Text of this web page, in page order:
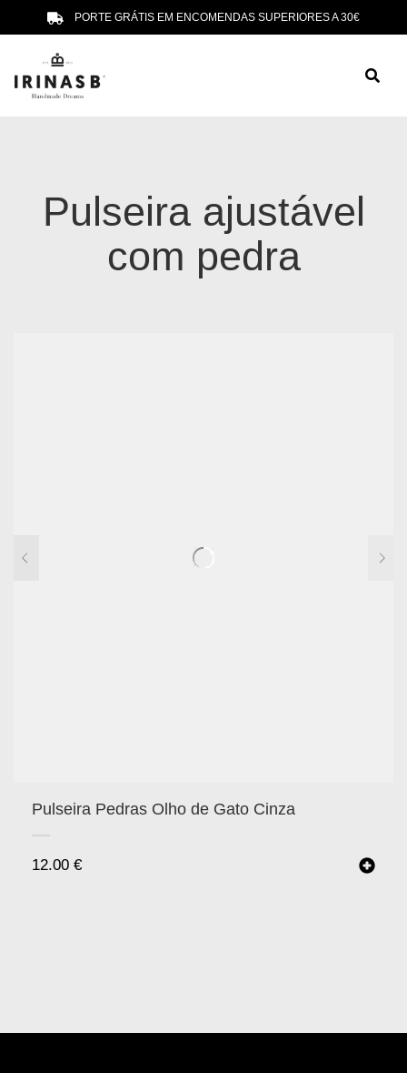
PORTE GRÁTIS EM ENCOMENDAS SUPERIORES A 30€
Pulseira ajustável
com pedra
Pulseira Pedras Olho de Gato Cinza
12.00 €